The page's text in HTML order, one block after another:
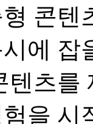
콘텐
에 잡
텐츠를
을 시